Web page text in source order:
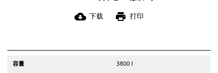
cloud_download 下载 print 打印
容量 3800 l